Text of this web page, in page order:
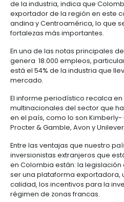
Frutas
y
verduras
cuidado
Farmacéutica
y
saneamiento
social
Aeronáutica
Astilleros
Materiales
construcción
y
creatividad
Tecnología
y
creatividad
Audiovisual
Centros
de
servicios
compartidos
Otros
sectores
Otros
sectores
Agroquímicos
en
y
gobierno
corporativo
4.
Derecho
y
migratorio
5.
Relaciones
con
el
Empresario
colombiano
información
de
proyectos
por
Oportunidades
Inversión
Regional
en Inglaterra, asegura
investigación en esta
producción, el
desarrollo en diversidad
mercados
Esta revista que se
dedican al desarrollo de
dermatólogos,
de la industria, indica
exportador de la región
andina y Centroamérica,
fortalezas más
En una de las notas
genera 18.000 empleos,